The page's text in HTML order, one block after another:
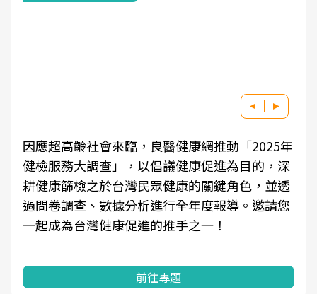
因應超高齡社會來臨，良醫健康網推動「2025年
健檢服務大調查」，以倡議健康促進為目的，深
耕健康篩檢之於台灣民眾健康的關鍵角色，並透
過問卷調查、數據分析進行全年度報導。邀請您
一起成為台灣健康促進的推手之一！
前往專題